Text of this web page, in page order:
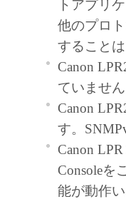
ト
下
ト
ト
ー
る
の
的
た
コ
トアプリ
他のプロ
することは
Canon
ていません
Canon
す。
Canon
Consoleを
能が動作い